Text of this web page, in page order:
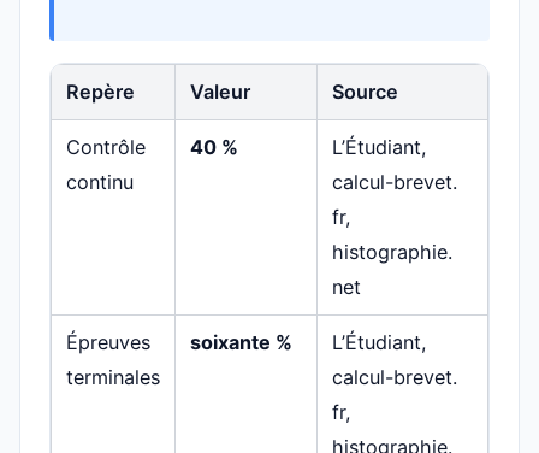
Repère Valeur Source
Contrôle
continu
40 %
L’Étudiant,
calcul-brevet.
fr,
histographie.
net
Épreuves
terminales
soixante %
L’Étudiant,
calcul-brevet.
fr,
histographie.